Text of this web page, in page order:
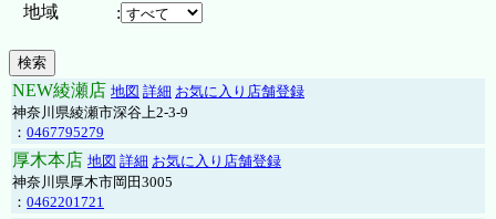
地域
:
NEW綾瀬店 地図 詳細 お気に入り店舗登録
神奈川県綾瀬市深谷上2-3-9
： 0467795279
厚木本店 地図 詳細 お気に入り店舗登録
神奈川県厚木市岡田3005
： 0462201721